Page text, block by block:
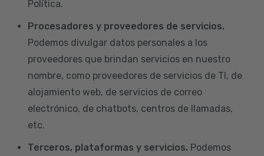
Política.
Procesadores y proveedores de servicios.
Podemos divulgar datos personales a los
proveedores que brindan servicios en nuestro
nombre, como proveedores de servicios de TI, de
alojamiento web, de servicios de correo
electrónico, de chatbots, centros de llamadas,
etc.
Terceros, plataformas y servicios. Podemos